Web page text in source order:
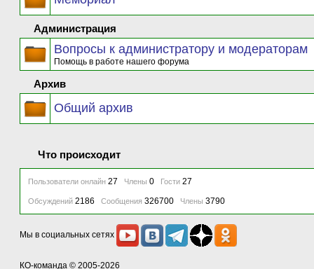
Администрация
Вопросы к администратору и модераторам
Помощь в работе нашего форума
Архив
Общий архив
Что происходит
Пользователи онлайн 27 Члены 0 Гости 27
Обсуждений 2186 Сообщения 326700 Члены 3790
Мы в социальных сетях
КО-команда © 2005-2026